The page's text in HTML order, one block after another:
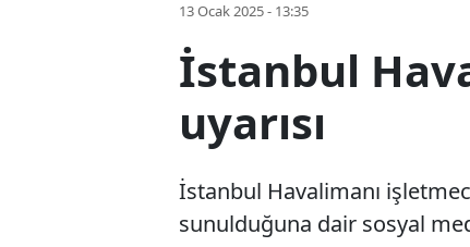
13 Ocak 2025 - 13:35
İstanbul
uyarısı
İstanbul Havalimanı
sunulduğuna dair sosyal